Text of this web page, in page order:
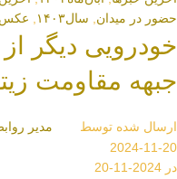
حضور در میدان
سال۱۴۰۳ عکس
خودرویی دیگر
جبهه مقاومت
ارسال شده توسط
مدیر
2024-11-20
در 2024-11-20